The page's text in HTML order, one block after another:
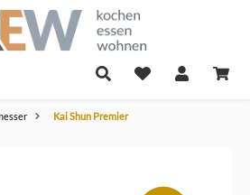
Kai Shun Premier